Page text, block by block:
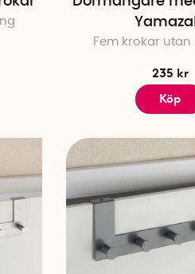
Fem krokar
235 kr
Köp